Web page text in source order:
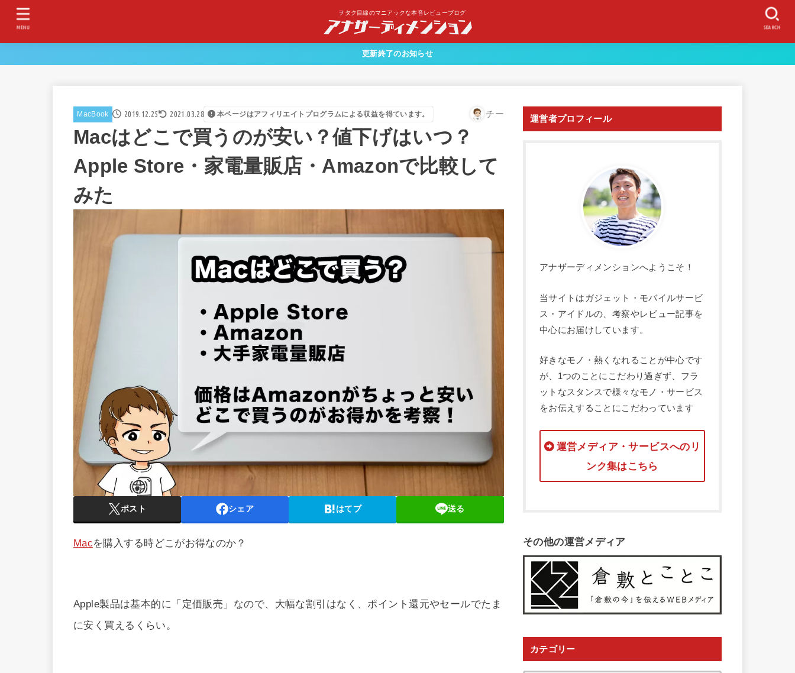
ヲタク目線のマニアックな本音レビューブログ
SEARCH
MENU
更新終了のお知らせ
MacBook 2019.12.25 2021.03.28 本ページはアフィリエイトプログラムによる収益を得ています。 チー
Macはどこで買うのが安い？値下げはいつ？
Apple Store・家電量販店・Amazonで比較して
みた
ポスト シェア はてブ 送る
Macを購入する時どこがお得なのか？
Apple製品は基本的に「定価販売」なので、大幅な割引はなく、ポイント還元やセールでたま
に安く買えるくらい。
運営者プロフィール
アナザーディメンションへようこそ！
当サイトはガジェット・モバイルサービ
ス・アイドルの、考察やレビュー記事を
中心にお届けしています。
好きなモノ・熱くなれることが中心です
が、1つのことにこだわり過ぎず、フラ
ットなスタンスで様々なモノ・サービス
をお伝えすることにこだわっています
運営メディア・サービスへのリ
ンク集はこちら
その他の運営メディア
カテゴリー